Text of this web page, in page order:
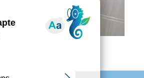
DE LA VILLE